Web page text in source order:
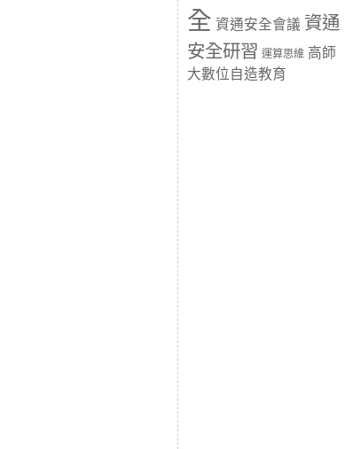
全 資通安全會議 資通
安全研習 運算思維 高師
大數位自造教育